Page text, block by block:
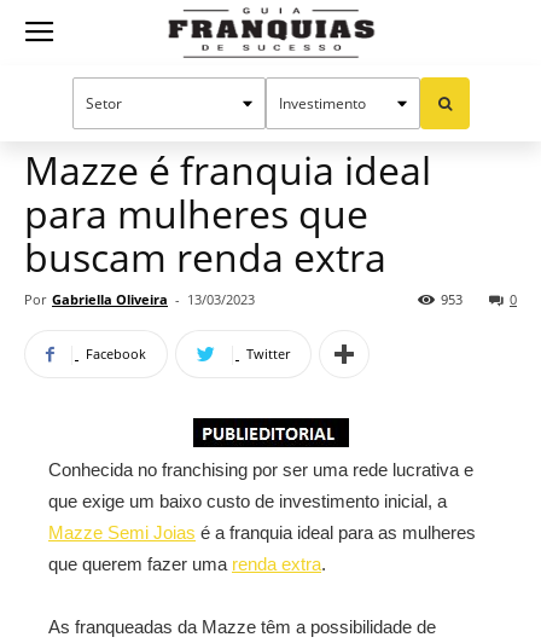
Guia
Mercado de franquias Publieditorial
Mazze é franquia ideal
para mulheres que
buscam renda extra
Por Gabriella Oliveira - 13/03/2023 0
953
Facebook Twitter
Conhecida no franchising por ser uma rede lucrativa e
que exige um baixo custo de investimento inicial, a
Mazze Semi Joias é a franquia ideal para as mulheres
que querem fazer uma renda extra.
As franqueadas da Mazze têm a possibilidade de